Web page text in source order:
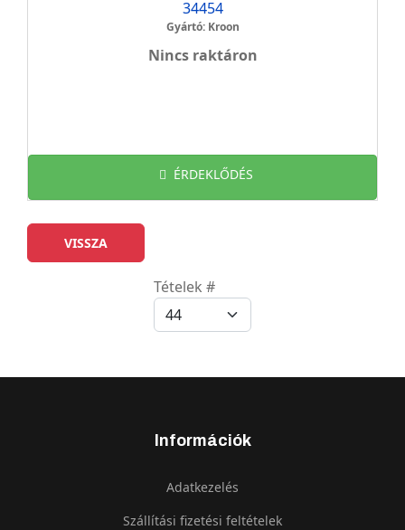
34454
Gyártó: Kroon
Nincs raktáron
ÉRDEKLŐDÉS
Tételek #
Információk
Adatkezelés
Szállítási fizetési feltételek